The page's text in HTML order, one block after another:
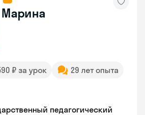
Марина
₽ за урок
29 лет опыта
педагогический